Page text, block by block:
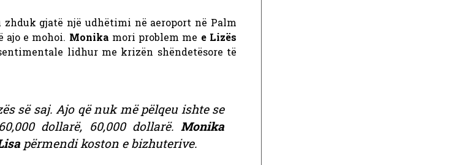
zhduk gjatë një udhëtimi në aeroport në Palm
ajo e mohoi. Monika mori problem me e Lizës
lidhur me krizën shëndetësore të
së saj. Ajo që nuk më pëlqeu ishte se
dollarë, 60,000 dollarë. Monika
përmendi koston e bizhuterive.